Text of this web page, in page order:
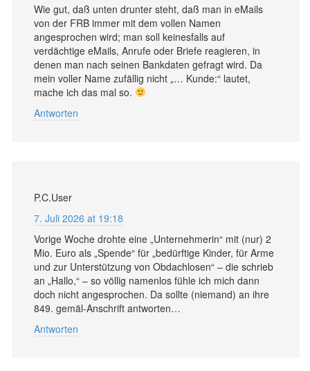
Wie gut, daß unten drunter steht, daß man in eMails
von der FRB immer mit dem vollen Namen
angesprochen wird; man soll keinesfalls auf
verdächtige eMails, Anrufe oder Briefe reagieren, in
denen man nach seinen Bankdaten gefragt wird. Da
mein voller Name zufällig nicht „… Kunde:“ lautet,
mache ich das mal so.
Antworten
P.C.User
7. Juli 2026 at 19:18
Vorige Woche drohte eine „Unternehmerin“ mit (nur) 2
Mio. Euro als „Spende“ für „bedürftige Kinder, für Arme
und zur Unterstützung von Obdachlosen“ – die schrieb
an „Hallo,“ – so völlig namenlos fühle ich mich dann
doch nicht angesprochen. Da sollte (niemand) an ihre
849. gemäl-Anschrift antworten…
Antworten